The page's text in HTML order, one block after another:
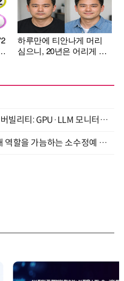
[올쇼TV] AI 시대의 옵저버빌리티: GPU·LLM 모니터링부터 AI 기반 장애 대응까지 (8/11 생방송)
글로벌 트렌드를 읽고, 내 역할을 가늠하는 소수정예 실습 워크숍 (8/28)